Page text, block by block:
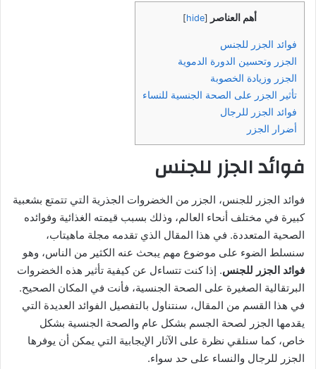
أهم العناصر [
hide
]
فوائد الجزر للجنس
الجزر وتحسين الدورة الدموية
الجزر وزيادة الخصوبة
تأثير الجزر على الصحة الجنسية للنساء
فوائد الجزر للرجال
أضرار الجزر
فوائد الجزر للجنس
فوائد الجزر للجنس، الجزر من الخضروات الجذرية التي تتمتع بشعبية
كبيرة في مختلف أنحاء العالم، وذلك بسبب قيمته الغذائية وفوائده
الصحية المتعددة. في هذا المقال الذي تقدمه مجلة ماهيتاب،
سنسلط الضوء على موضوع مهم يبحث عنه الكثير من الناس، وهو
فوائد الجزر للجنس. إذا كنت تتساءل عن كيفية تأثير هذه الخضروات
البرتقالية الصغيرة على الصحة الجنسية، فأنت في المكان الصحيح.
في هذا القسم من المقال، سنتناول بالتفصيل الفوائد العديدة التي
يقدمها الجزر لصحة الجسم بشكل عام والصحة الجنسية بشكل
خاص، كما سنلقي نظرة على الآثار الإيجابية التي يمكن أن يوفرها
الجزر للرجال والنساء على حد سواء.